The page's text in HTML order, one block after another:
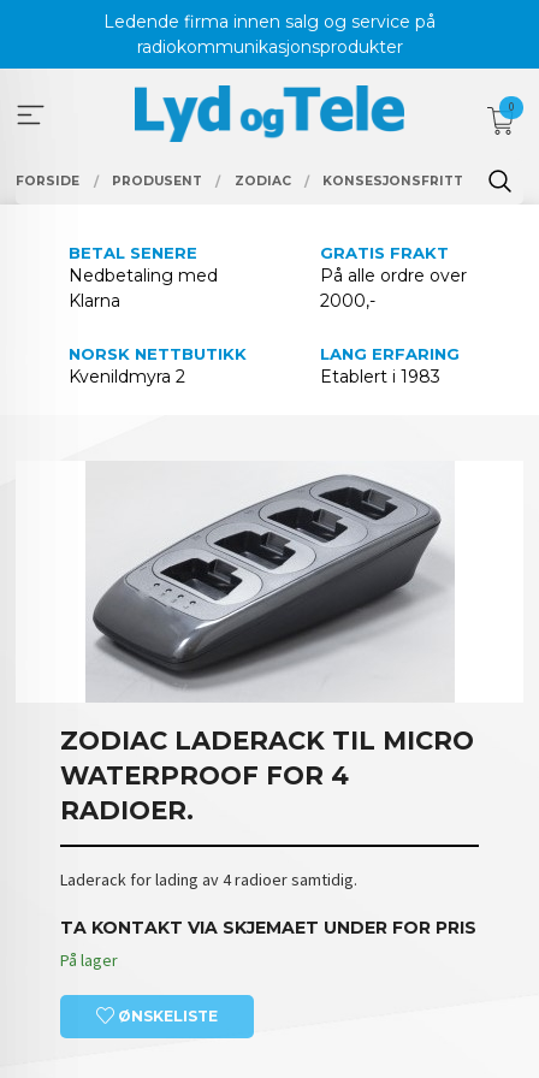
Ledende firma innen salg og service på
radiokommunikasjonsprodukter
0
FORSIDE PRODUSENT ZODIAC KONSESJONSFRITT
BETAL SENERE
Nedbetaling med
Klarna
GRATIS FRAKT
På alle ordre over
2000,-
NORSK NETTBUTIKK
Kvenildmyra 2
LANG ERFARING
Etablert i 1983
ZODIAC LADERACK TIL MICRO
WATERPROOF FOR 4
RADIOER.
Laderack for lading av 4 radioer samtidig.
TA KONTAKT VIA SKJEMAET UNDER FOR PRIS
På lager
ØNSKELISTE